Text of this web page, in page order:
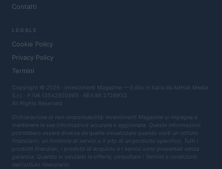
Contatti
LEGALE
Cookie Policy
Privacy Policy
Termini
Copyright © 2026 · Investimenti Magazine — Edito in Italia da AdHub Media
S.r.l. · P.IVA 13542920965 · REA MI 2729933
All Rights Reserved
Dichiarazione di non responsabilità: Investimenti Magazine si impegna a
mantenere le sue informazioni accurate e aggiornate. Queste informazioni
potrebbero essere diverse da quelle visualizzate quando visiti un istituto
finanziario, un fornitore di servizi o il sito di un prodotto specifico. Tutti i
prodotti finanziari, i prodotti di acquisto e i servizi sono presentati senza
garanzia. Quando si valutano le offerte, consultare i Termini e condizioni
dell'istituto finanziario.